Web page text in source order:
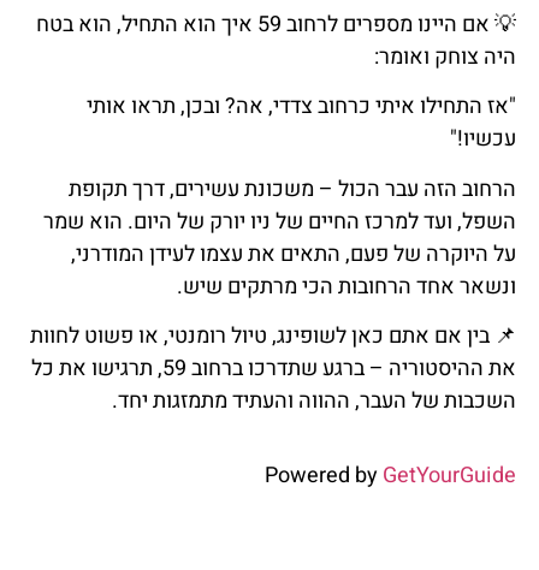
💡אם היינומספריםלרחוב59 איךהוא התחיל,הואבטח
היה צוחק ואומר:
"אז התחילו איתי כרחוב צדדי, אה? ובכן, תראו אותי
עכשיו!"
הרחוב הזה עבר הכול – משכונת עשירים, דרך תקופת
השפל, ועד למרכז החיים של ניו יורק של היום. הוא שמר
על היוקרה של פעם, התאים את עצמו לעידן המודרני,
ונשאר אחד הרחובות הכי מרתקים שיש.
📌 ביןאם אתם כאןלשופינג,טיולרומנטי,אופשוטלחוות
אתההיסטוריה –ברגעשתדרכוברחוב59, תרגישואתכל
השכבותשלהעבר,ההווה והעתידמתמזגותיחד.
Powered byGetYourGuide